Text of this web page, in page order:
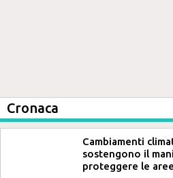
Cronaca
Cambiamenti
sostengono il
proteggere le